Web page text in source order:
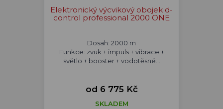
Elektronický výcvikový obojek d-
control professional 2000 ONE
Dosah: 2000 m
Funkce: zvuk + impuls + vibrace +
světlo + booster + vodotěsné...
od 6 775 Kč
SKLADEM